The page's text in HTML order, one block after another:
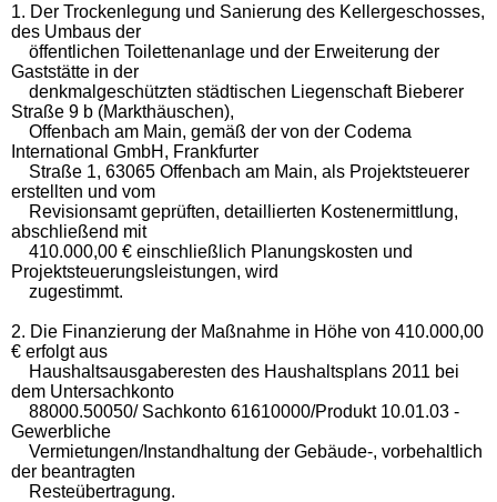
1. Der Trockenlegung und Sanierung des Kellergeschosses,
des Umbaus der
öffentlichen Toilettenanlage und der Erweiterung der
Gaststätte in der
denkmalgeschützten städtischen Liegenschaft Bieberer
Straße 9 b (Markthäuschen),
Offenbach am Main, gemäß der von der Codema
International GmbH, Frankfurter
Straße 1, 63065 Offenbach am Main, als Projektsteuerer
erstellten und vom
Revisionsamt geprüften, detaillierten Kostenermittlung,
abschließend mit
410.000,00 € einschließlich Planungskosten und
Projektsteuerungsleistungen, wird
zugestimmt.
2. Die Finanzierung der Maßnahme in Höhe von 410.000,00
€ erfolgt aus
Haushaltsausgaberesten des Haushaltsplans 2011 bei
dem Untersachkonto
88000.50050/ Sachkonto 61610000/Produkt 10.01.03 -
Gewerbliche
Vermietungen/Instandhaltung der Gebäude-, vorbehaltlich
der beantragten
Resteübertragung.